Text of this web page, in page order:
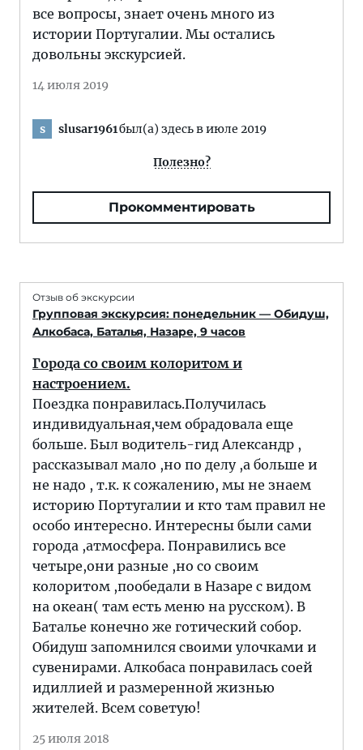
все вопросы, знает очень много из
истории Португалии. Мы остались
довольны экскурсией.
14 июля 2019
s slusar1961был(а) здесь в июле 2019
Полезно?
Прокомментировать
Отзыв об экскурсии
Групповая экскурсия: понедельник — Обидуш,
Алкобаса, Баталья, Назаре, 9 часов
Города со своим колоритом и
настроением.
Поездка понравилась.Получилась
индивидуальная,чем обрадовала еще
больше. Был водитель-гид Александр ,
рассказывал мало ,но по делу ,а больше и
не надо , т.к. к сожалению, мы не знаем
историю Португалии и кто там правил не
особо интересно. Интересны были сами
города ,атмосфера. Понравились все
четыре,они разные ,но со своим
колоритом ,пообедали в Назаре с видом
на океан( там есть меню на русском). В
Баталье конечно же готический собор.
Обидуш запомнился своими улочками и
сувенирами. Алкобаса понравилась соей
идиллией и размеренной жизнью
жителей. Всем советую!
25 июля 2018